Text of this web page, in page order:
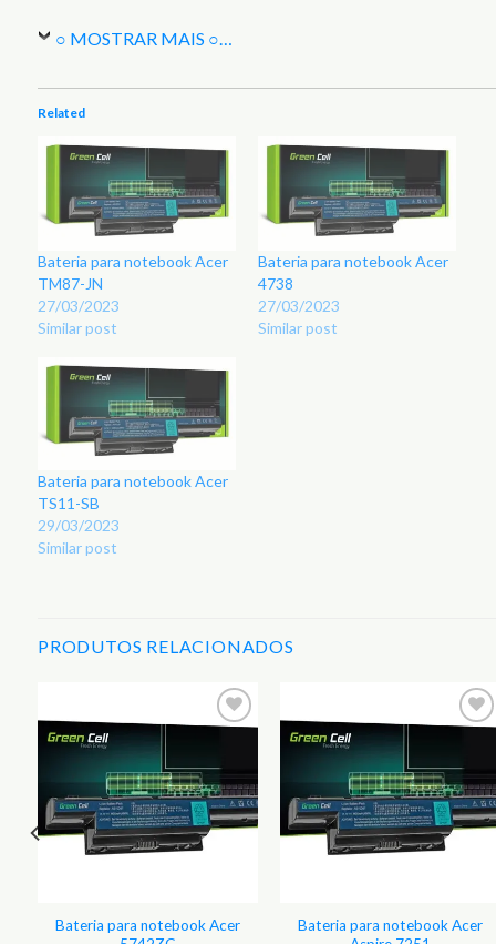
○ MOSTRAR MAIS ○…
Related
Bateria para notebook Acer
TM87-JN
27/03/2023
Similar post
Bateria para notebook Acer
4738
27/03/2023
Similar post
Bateria para notebook Acer
TS11-SB
29/03/2023
Similar post
PRODUTOS RELACIONADOS
Favoritos
Bateria para notebook Acer
Favoritos
Bateria para notebook Acer